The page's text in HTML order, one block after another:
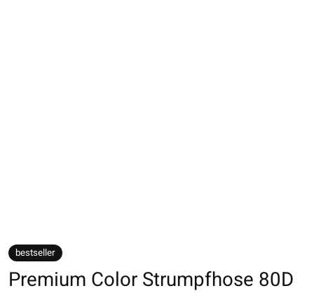
bestseller
Premium Color Strumpfhose 80D